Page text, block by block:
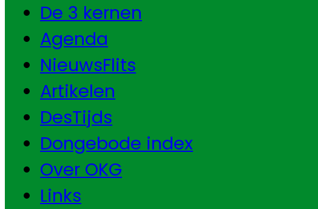
De 3 kernen
Agenda
NieuwsFlits
Artikelen
DesTijds
Dongebode index
Over OKG
Links